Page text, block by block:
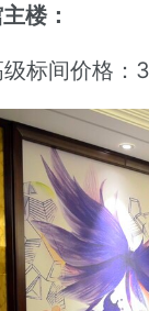
楼：
标间价格